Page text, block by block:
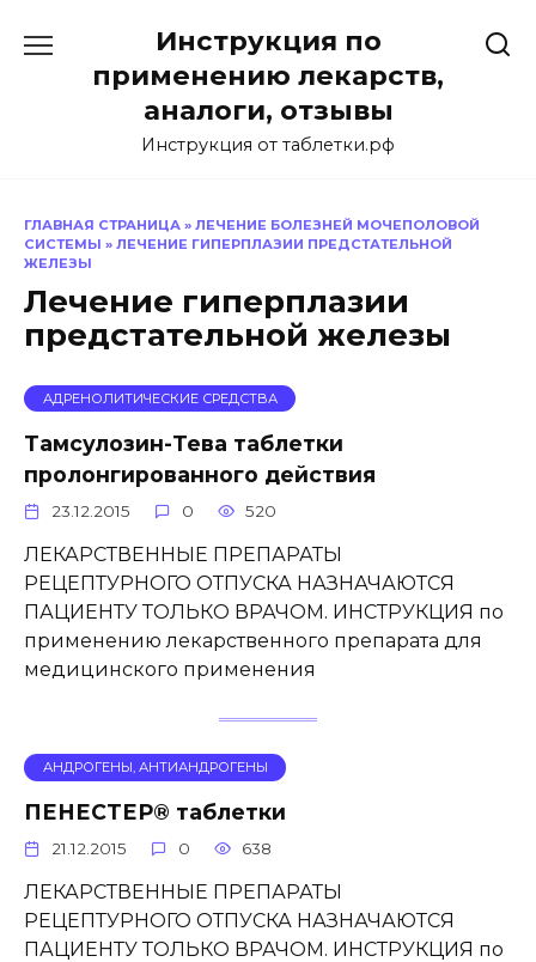
содержанию
Инструкция по
применению лекарств,
аналоги, отзывы
Инструкция от таблетки.рф
ГЛАВНАЯ СТРАНИЦА » ЛЕЧЕНИЕ БОЛЕЗНЕЙ МОЧЕПОЛОВОЙ
СИСТЕМЫ » ЛЕЧЕНИЕ ГИПЕРПЛАЗИИ ПРЕДСТАТЕЛЬНОЙ
ЖЕЛЕЗЫ
Лечение гиперплазии
предстательной железы
АДРЕНОЛИТИЧЕСКИЕ СРЕДСТВА
Тамсулозин-Тева таблетки
пролонгированного действия
23.12.2015 0 520
ЛЕКАРСТВЕННЫЕ ПРЕПАРАТЫ
РЕЦЕПТУРНОГО ОТПУСКА НАЗНАЧАЮТСЯ
ПАЦИЕНТУ ТОЛЬКО ВРАЧОМ. ИНСТРУКЦИЯ по
применению лекарственного препарата для
медицинского применения
АНДРОГЕНЫ, АНТИАНДРОГЕНЫ
ПЕНЕСТЕР® таблетки
21.12.2015 0 638
ЛЕКАРСТВЕННЫЕ ПРЕПАРАТЫ
РЕЦЕПТУРНОГО ОТПУСКА НАЗНАЧАЮТСЯ
ПАЦИЕНТУ ТОЛЬКО ВРАЧОМ. ИНСТРУКЦИЯ по